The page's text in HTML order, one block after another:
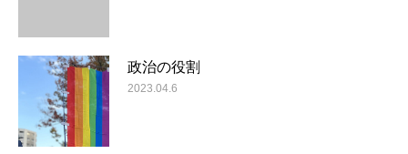
政治の役割
2023.04.6